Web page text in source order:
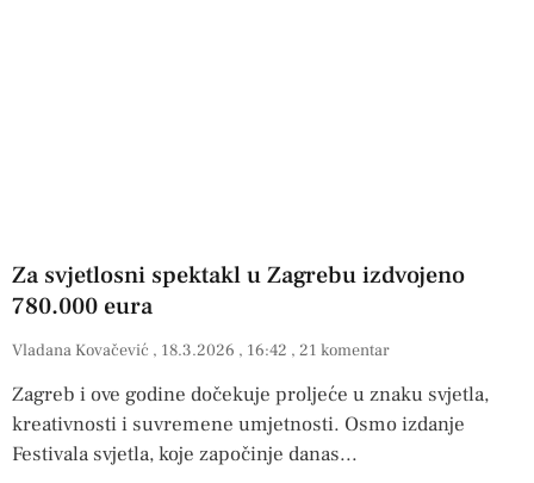
Za svjetlosni spektakl u Zagrebu izdvojeno
780.000 eura
Vladana Kovačević 18.3.2026 16:42 21 komentar
Zagreb i ove godine dočekuje proljeće u znaku svjetla,
kreativnosti i suvremene umjetnosti. Osmo izdanje
Festivala svjetla, koje započinje danas